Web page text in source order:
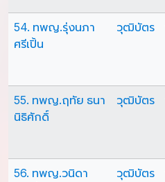
54. ทพญ.รุ่งนภา
ศรีเปิ้น
วุฒิบัตร
55. ทพญ.ฤทัย ธนา
นิธิศักดิ์
วุฒิบัตร
56. ทพญ.วนิดา
วุฒิบัตร